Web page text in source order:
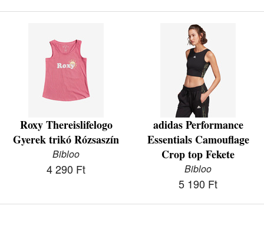
Roxy Thereislifelogo
Gyerek trikó Rózsaszín
Bibloo
4 290 Ft
adidas Performance
Essentials Camouflage
Crop top Fekete
Bibloo
5 190 Ft